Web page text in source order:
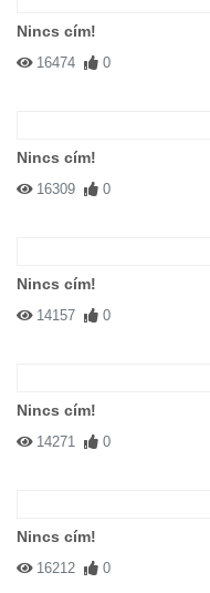
Nincs cím!
16474 0
Nincs cím!
16309 0
Nincs cím!
14157 0
Nincs cím!
14271 0
Nincs cím!
16212 0